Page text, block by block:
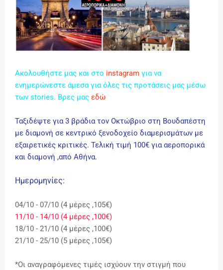
Ακολουθήστε μας και στο instagram για να
ενημερώνεστε άμεσα για όλες τις προτάσεις μας μέσω
των stories. Βρες μας εδώ
Ταξιδέψτε για 3 βράδια τον Οκτώβριο στη Βουδαπέστη
με διαμονή σε κεντρικό ξενοδοχείο διαμερισμάτων με
εξαιρετικές κριτικές. Τελική τιμή 100€ για αεροπορικά
και διαμονή ,από Αθήνα.
Ημερομηνίες:
04/10 - 07/10 (4 μέρες ,105€)
11/10 - 14/10 (4 μέρες ,100€)
18/10 - 21/10 (4 μέρες ,100€)
21/10 - 25/10 (5 μέρες ,105€)
*Οι αναγραφόμενες τιμές ισχύουν την στιγμή που